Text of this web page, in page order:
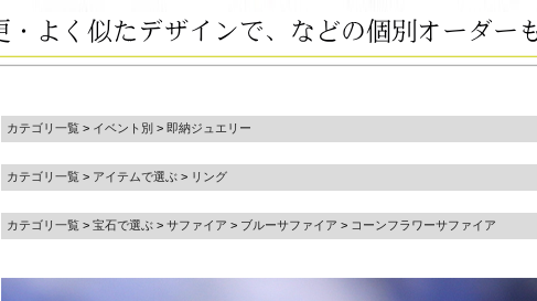
カテゴリ一覧 > イベント別 > 即納ジュエリー
カテゴリ一覧 > アイテムで選ぶ > リング
カテゴリ一覧 > 宝石で選ぶ > サファイア > ブルーサファイア > コーンフラワーサファイア